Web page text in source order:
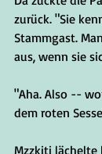
zurück. "Sie
Stammgast.
aus, wenn sie
"Aha. Also --
dem roten
Mzzkiti lächelte